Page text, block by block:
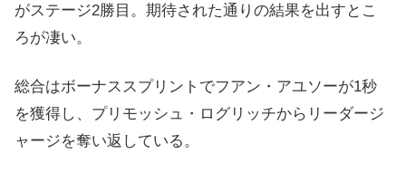
がステージ2勝目。期待された通りの結果を出すとこ
ろが凄い。
総合はボーナススプリントでフアン・アユソーが1秒
を獲得し、プリモッシュ・ログリッチからリーダージ
ャージを奪い返している。